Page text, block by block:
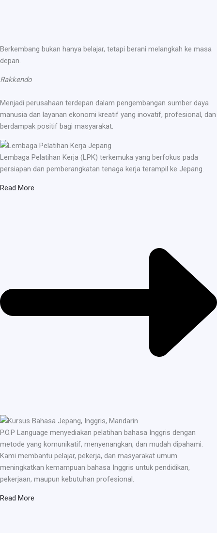
Berkembang bukan hanya belajar, tetapi berani melangkah ke masa
depan.
Rakkendo
Menjadi perusahaan terdepan dalam pengembangan sumber daya
manusia dan layanan ekonomi kreatif yang inovatif, profesional, dan
berdampak positif bagi masyarakat.
Lembaga Pelatihan Kerja (LPK) terkemuka yang berfokus pada
persiapan dan pemberangkatan tenaga kerja terampil ke Jepang.
Read More
P.O.P Language menyediakan pelatihan bahasa Inggris dengan
metode yang komunikatif, menyenangkan, dan mudah dipahami.
Kami membantu pelajar, pekerja, dan masyarakat umum
meningkatkan kemampuan bahasa Inggris untuk pendidikan,
pekerjaan, maupun kebutuhan profesional.
Read More